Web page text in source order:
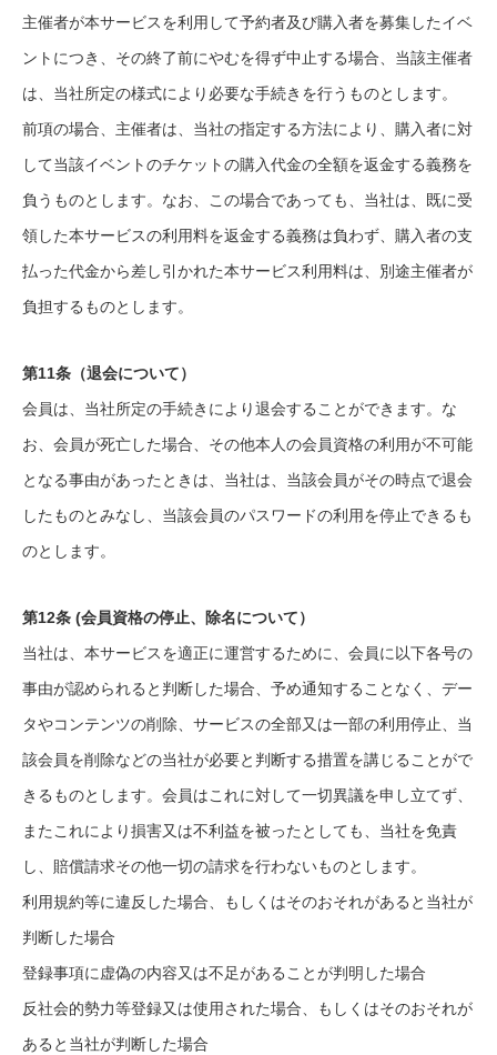
主催者が本サービスを利用して予約者及び購入者を募集したイベ
ントにつき、その終了前にやむを得ず中止する場合、当該主催者
は、当社所定の様式により必要な手続きを行うものとします。
前項の場合、主催者は、当社の指定する方法により、購入者に対
して当該イベントのチケットの購入代金の全額を返金する義務を
負うものとします。なお、この場合であっても、当社は、既に受
領した本サービスの利用料を返金する義務は負わず、購入者の支
払った代金から差し引かれた本サービス利用料は、別途主催者が
負担するものとします。
第11条（退会について）
会員は、当社所定の手続きにより退会することができます。な
お、会員が死亡した場合、その他本人の会員資格の利用が不可能
となる事由があったときは、当社は、当該会員がその時点で退会
したものとみなし、当該会員のパスワードの利用を停止できるも
のとします。
第12条 (会員資格の停止、除名について）
当社は、本サービスを適正に運営するために、会員に以下各号の
事由が認められると判断した場合、予め通知することなく、デー
タやコンテンツの削除、サービスの全部又は一部の利用停止、当
該会員を削除などの当社が必要と判断する措置を講じることがで
きるものとします。会員はこれに対して一切異議を申し立てず、
またこれにより損害又は不利益を被ったとしても、当社を免責
し、賠償請求その他一切の請求を行わないものとします。
利用規約等に違反した場合、もしくはそのおそれがあると当社が
判断した場合
登録事項に虚偽の内容又は不足があることが判明した場合
反社会的勢力等登録又は使用された場合、もしくはそのおそれが
あると当社が判断した場合